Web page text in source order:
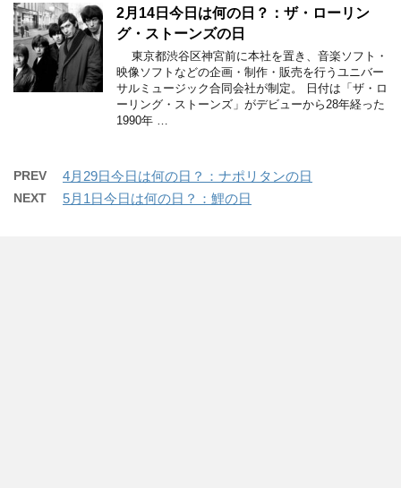
2月14日今日は何の日？：ザ・ローリン
グ・ストーンズの日
東京都渋谷区神宮前に本社を置き、音楽ソフト・
映像ソフトなどの企画・制作・販売を行うユニバー
サルミュージック合同会社が制定。 日付は「ザ・ロ
ーリング・ストーンズ」がデビューから28年経った
1990年 …
PREV 4月29日今日は何の日？：ナポリタンの日
NEXT 5月1日今日は何の日？：鯉の日